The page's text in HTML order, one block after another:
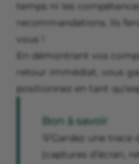
temps ni les
recommandations. Ils
vous !
En démontrant vos
retour immédiat, vous
positionnez en tant
Bon à savoir
💡Gardez une
(captures d’écran,